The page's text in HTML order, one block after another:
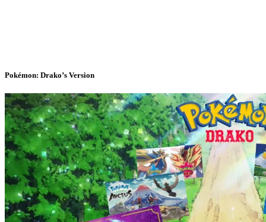
Pokémon: Drako’s Version